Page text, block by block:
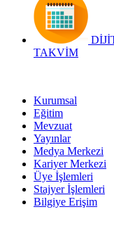
TAKVİM
Kurumsal
Eğitim
Mevzuat
Yayınlar
Medya Merkezi
Kariyer Merkezi
Üye İşlemleri
Stajyer İşlemleri
Bilgiye Erişim